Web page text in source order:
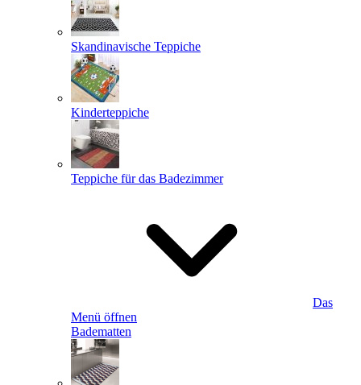
Skandinavische Teppiche
Kinderteppiche
Teppiche für das Badezimmer
Das
Menü öffnen
Badematten